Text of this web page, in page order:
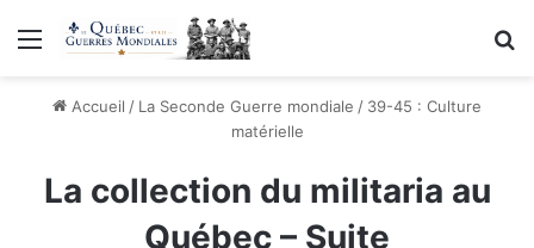
Menu
Accueil / La Seconde Guerre mondiale / 39-45 : Culture
matérielle
La collection du militaria au
Québec – Suite